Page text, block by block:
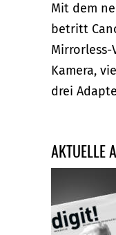
Mit dem
betritt
Mirrorless-
Kamera,
drei
AKTUELLE